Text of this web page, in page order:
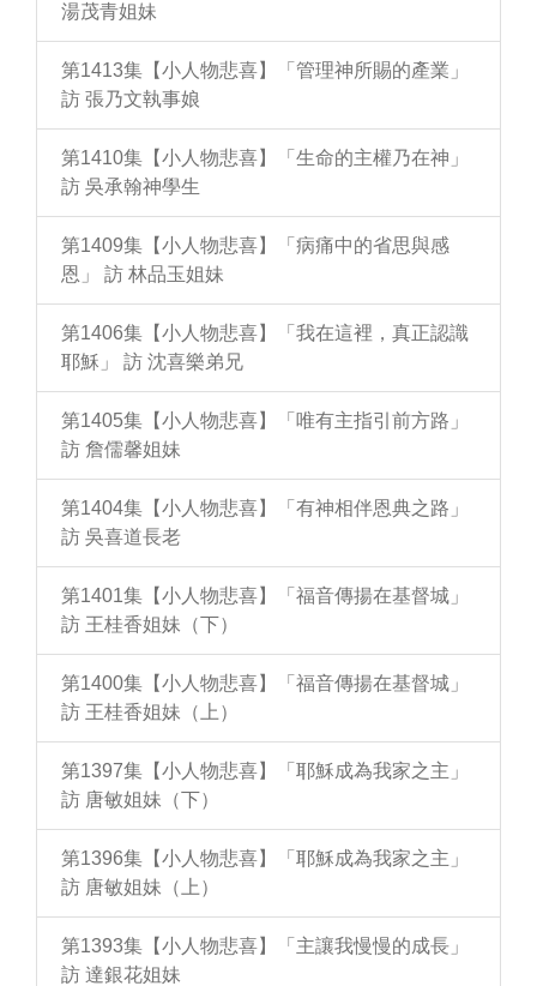
湯茂青姐妹
第1413集【小人物悲喜】「管理神所賜的產業」
訪 張乃文執事娘
第1410集【小人物悲喜】「生命的主權乃在神」
訪 吳承翰神學生
第1409集【小人物悲喜】「病痛中的省思與感
恩」 訪 林品玉姐妹
第1406集【小人物悲喜】「我在這裡，真正認識
耶穌」 訪 沈喜樂弟兄
第1405集【小人物悲喜】「唯有主指引前方路」
訪 詹儒馨姐妹
第1404集【小人物悲喜】「有神相伴恩典之路」
訪 吳喜道長老
第1401集【小人物悲喜】「福音傳揚在基督城」
訪 王桂香姐妹（下）
第1400集【小人物悲喜】「福音傳揚在基督城」
訪 王桂香姐妹（上）
第1397集【小人物悲喜】「耶穌成為我家之主」
訪 唐敏姐妹（下）
第1396集【小人物悲喜】「耶穌成為我家之主」
訪 唐敏姐妹（上）
第1393集【小人物悲喜】「主讓我慢慢的成長」
訪 達銀花姐妹